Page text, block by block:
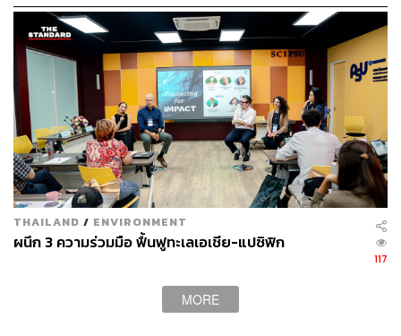
THAILAND / ENVIRONMENT
ผนึก 3 ความร่วมมือ ฟื้นฟูทะเลเอเชีย-แปซิฟิก
117
MORE